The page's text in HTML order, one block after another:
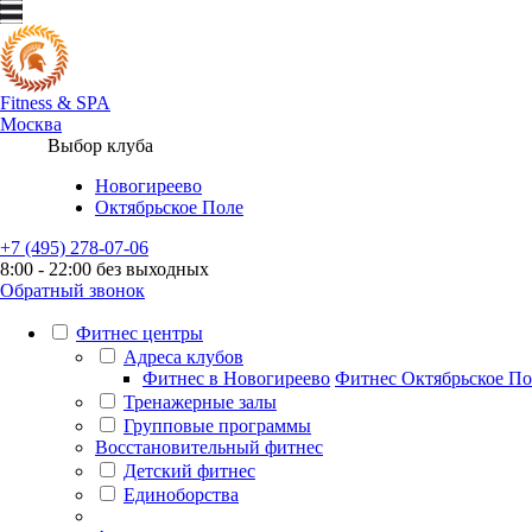
Fitness & SPA
Москва
Выбор клуба
Новогиреево
Октябрьское Поле
+7 (495) 278-07-06
8:00 - 22:00 без выходных
Обратный звонок
Фитнес центры
Адреса клубов
Фитнес в Новогиреево Фитнес Октябрьское
Тренажерные залы
Групповые программы
Восстановительный фитнес
Детский фитнес
Единоборства